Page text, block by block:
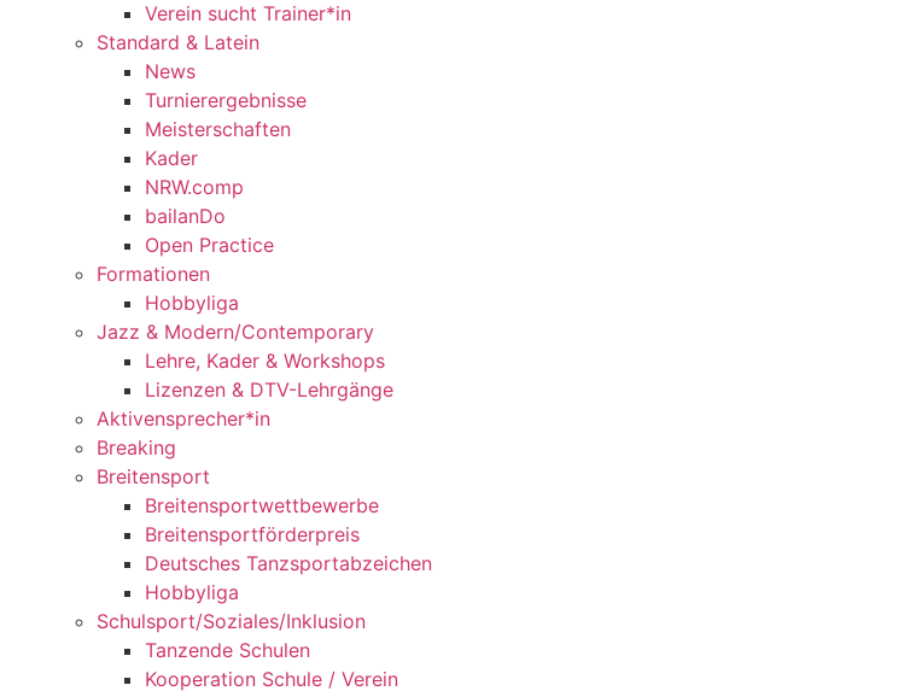
Verein sucht Trainer*in
Standard & Latein
News
Turnierergebnisse
Meisterschaften
Kader
NRW.comp
bailanDo
Open Practice
Formationen
Hobbyliga
Jazz & Modern/Contemporary
Lehre, Kader & Workshops
Lizenzen & DTV-Lehrgänge
Aktivensprecher*in
Breaking
Breitensport
Breitensportwettbewerbe
Breitensportförderpreis
Deutsches Tanzsportabzeichen
Hobbyliga
Schulsport/Soziales/Inklusion
Tanzende Schulen
Kooperation Schule / Verein